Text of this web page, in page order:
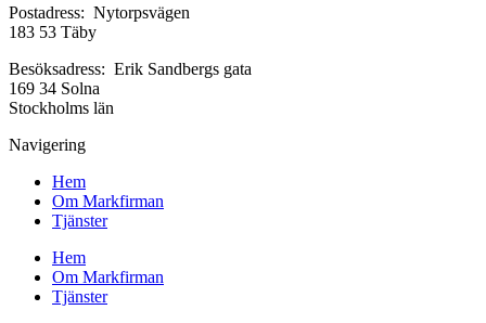
Postadress: Nytorpsvägen
183 53 Täby
Besöksadress: Erik Sandbergs gata
169 34 Solna
Stockholms län
Navigering
Hem
Om Markfirman
Tjänster
Hem
Om Markfirman
Tjänster